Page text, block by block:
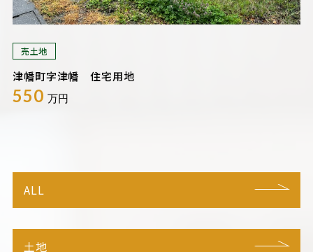
売土地
津幡町字津幡 住宅用地
550 万円
ALL
土地